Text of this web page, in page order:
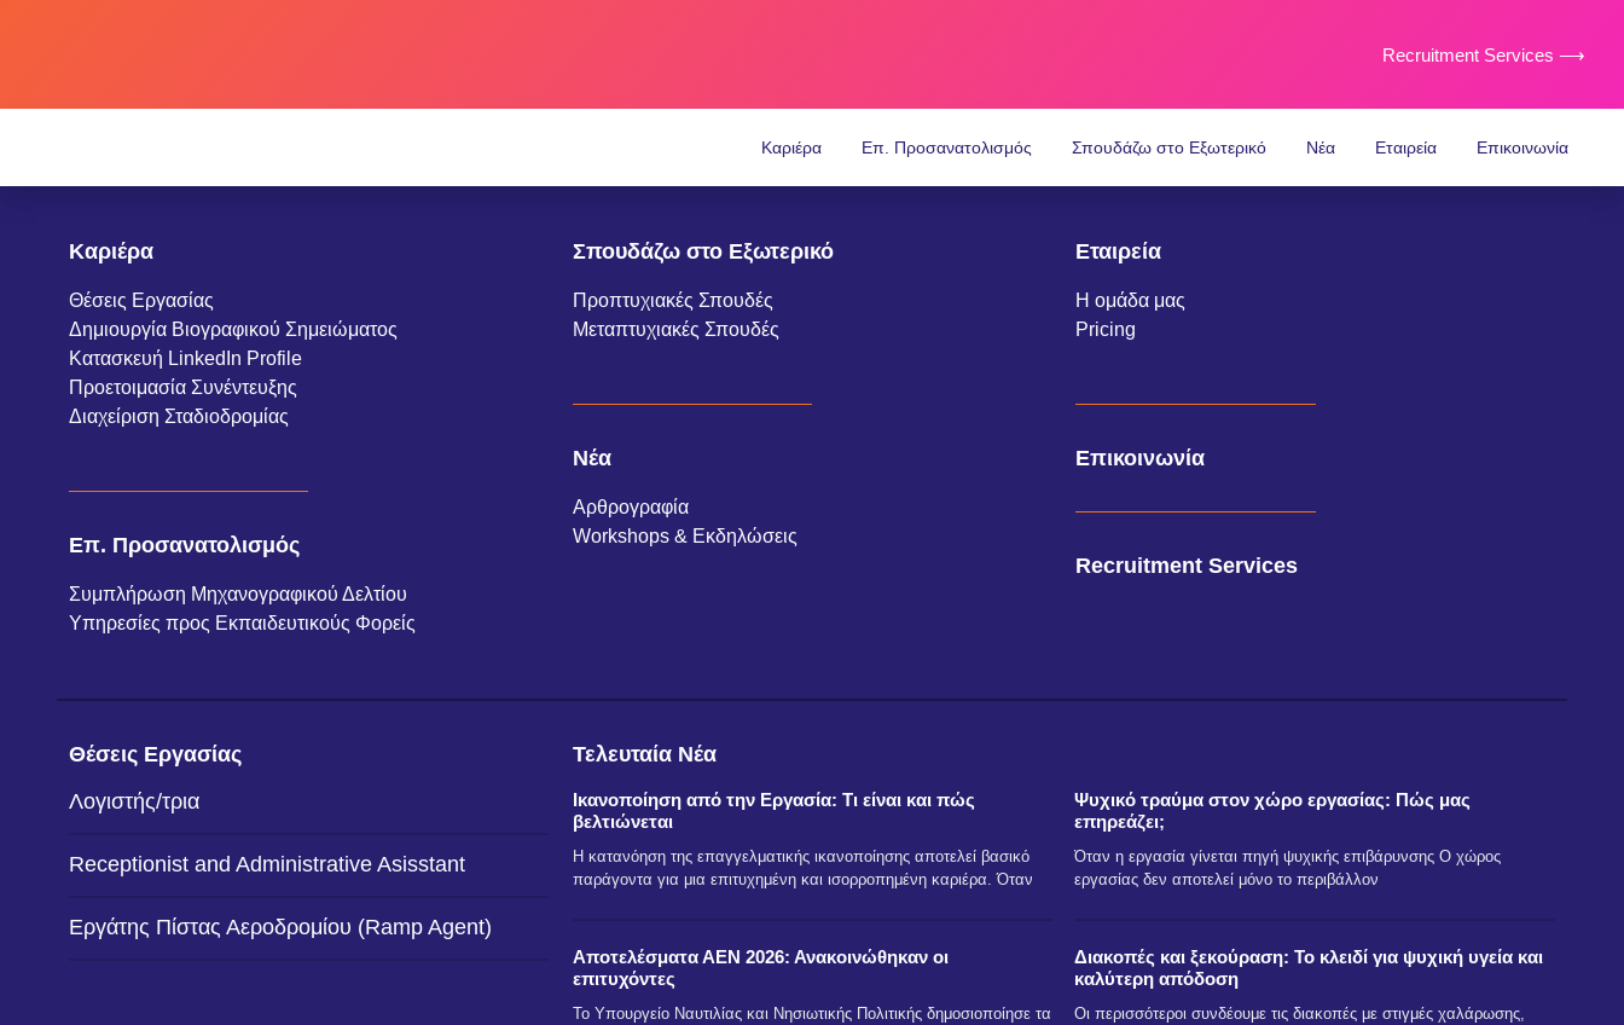
Recruitment Services ⟶
Καριέρα Επ. Προσανατολισμός Σπουδάζω στο Εξωτερικό Νέα Εταιρεία Επικοινωνία
Καριέρα
Θέσεις Εργασίας
Δημιουργία Βιογραφικού Σημειώματος
Κατασκευή LinkedIn Profile
Προετοιμασία Συνέντευξης
Διαχείριση Σταδιοδρομίας
Επ. Προσανατολισμός
Συμπλήρωση Μηχανογραφικού Δελτίου
Υπηρεσίες προς Εκπαιδευτικούς Φορείς
Σπουδάζω στο Εξωτερικό
Προπτυχιακές Σπουδές
Μεταπτυχιακές Σπουδές
Νέα
Αρθρογραφία
Workshops & Εκδηλώσεις
Εταιρεία
Η ομάδα μας
Pricing
Επικοινωνία
Recruitment Services
Θέσεις Εργασίας
Λογιστής/τρια
Receptionist and Administrative Asisstant
Εργάτης Πίστας Αεροδρομίου (Ramp Agent)
Τελευταία Νέα
Ικανοποίηση από την Εργασία: Τι είναι και πώς
βελτιώνεται
Η κατανόηση της επαγγελματικής ικανοποίησης αποτελεί βασικό
παράγοντα για μια επιτυχημένη και ισορροπημένη καριέρα. Όταν
Ψυχικό τραύμα στον χώρο εργασίας: Πώς μας
επηρεάζει;
Όταν η εργασία γίνεται πηγή ψυχικής επιβάρυνσης Ο χώρος
εργασίας δεν αποτελεί μόνο το περιβάλλον
Αποτελέσματα ΑΕΝ 2026: Ανακοινώθηκαν οι
επιτυχόντες
Το Υπουργείο Ναυτιλίας και Νησιωτικής Πολιτικής δημοσιοποίησε τα
Διακοπές και ξεκούραση: Το κλειδί για ψυχική υγεία και
καλύτερη απόδοση
Οι περισσότεροι συνδέουμε τις διακοπές με στιγμές χαλάρωσης,